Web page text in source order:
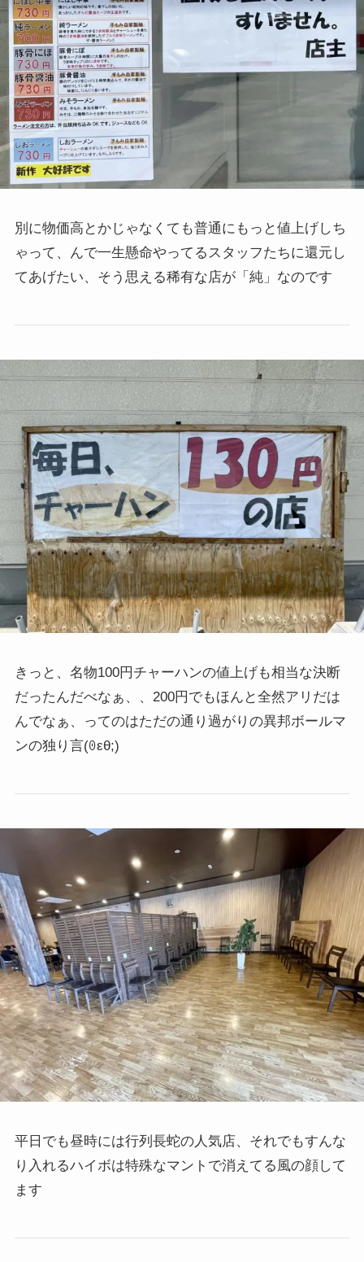
別に物価高とかじゃなくても普通にもっと値上げしち
ゃって、んで一生懸命やってるスタッフたちに還元し
てあげたい、そう思える稀有な店が「純」なのです
きっと、名物100円チャーハンの値上げも相当な決断
だったんだべなぁ、、200円でもほんと全然アリだは
んでなぁ、ってのはただの通り過がりの異邦ボールマ
ンの独り言(ꏿεθ;)
平日でも昼時には行列長蛇の人気店、それでもすんな
り入れるハイボは特殊なマントで消えてる風の顔して
ます